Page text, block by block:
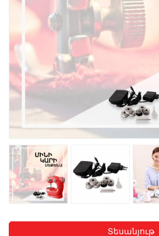
Լավագույն Վաճառք
Տեսանյութ